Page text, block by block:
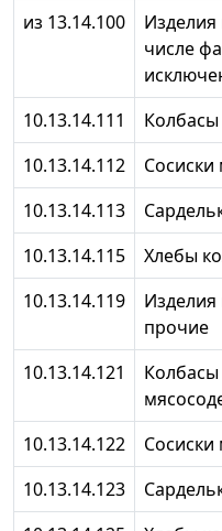
из 13.14.100
числе
10.13.14.111
10.13.14.112
10.13.14.113
10.13.14.115
Хлебы
10.13.14.119
прочие
10.13.14.121
10.13.14.122
10.13.14.123